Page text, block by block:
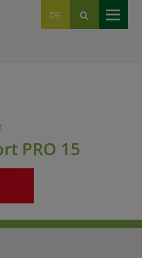
DE
IT
EN
PRO 15